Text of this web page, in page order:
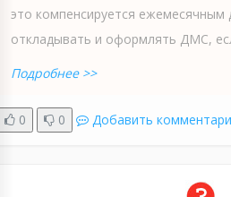
это компенсируется
откладывать и оформлять ДМС,
Подробнее >>
0 0 Добавить